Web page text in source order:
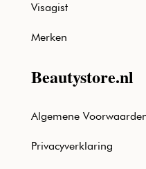
Visagist
Merken
Beautystore.nl
Algemene
Privacyverklaring